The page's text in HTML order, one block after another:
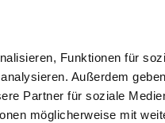
Funktionen für
Außerdem
Partner für soziale
möglicherweise mit
& KLINIKEN